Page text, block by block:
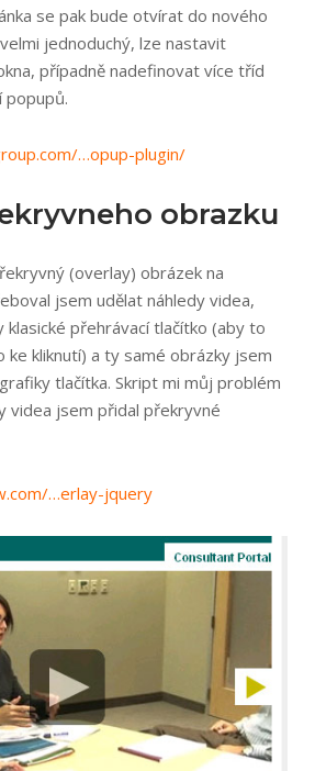
se pak bude otvírat do nového
jednoduchý, lze nastavit
případně nadefinovat více tříd
popupů.
…o­pup-plugin/
obrazku
(overlay) obrázek na
jsem udělat náhledy videa,
přehrávací tlačítko (aby to
ke kliknutí) a ty samé obrázky jsem
tlačítka. Skript mi můj problém
videa jsem přidal překryvné
…er­lay-jquery